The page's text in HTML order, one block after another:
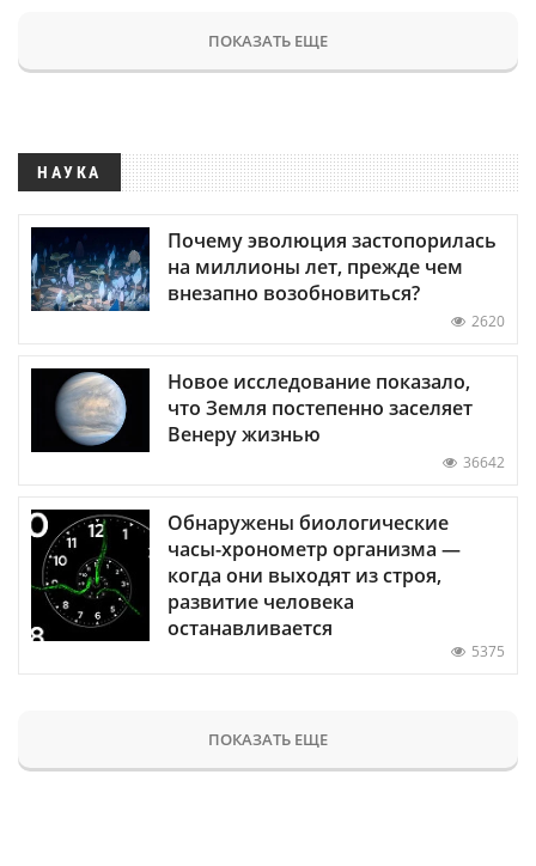
ПОКАЗАТЬ ЕЩЕ
НАУКА
Почему эволюция застопорилась
на миллионы лет, прежде чем
внезапно возобновиться?
2620
Новое исследование показало,
что Земля постепенно заселяет
Венеру жизнью
36642
Обнаружены биологические
часы-хронометр организма —
когда они выходят из строя,
развитие человека
останавливается
5375
ПОКАЗАТЬ ЕЩЕ